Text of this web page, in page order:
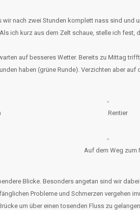
nach zwei Stunden komplett nass sind und
ich kurz aus dem Zelt schaue, stelle ich fest,
auf besseres Wetter. Bereits zu Mittag
haben (grüne Runde). Verzichten aber auf
Rentier
Auf dem Weg zum
Blicke. Besonders angetan sind wir
Probleme und Schmerzen vergehen
um über einen tosenden Fluss zu